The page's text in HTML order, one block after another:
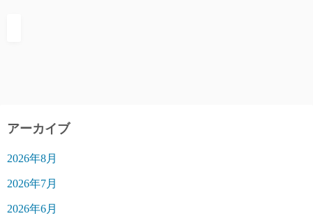
アーカイブ
2026年8月
2026年7月
2026年6月